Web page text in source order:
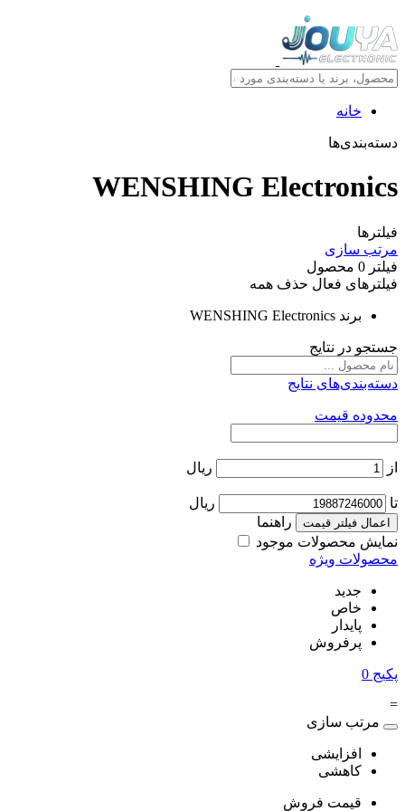
خانه
دسته‌بندی‌ها
WENSHING Electronics
فیلترها
مرتب سازی
فیلتر 0 محصول
فیلترهای فعال حذف همه
برند WENSHING Electronics
جستجو در نتایج
دسته‌بندی‌های نتایج
محدوده قیمت
از ریال
تا ریال
اعمال فیلتر قیمت
راهنما
نمایش محصولات موجود
محصولات ویژه
جدید
خاص
پایدار
پرفروش
پکیج 0
=
مرتب سازی
افزایشی
کاهشی
قیمت فروش